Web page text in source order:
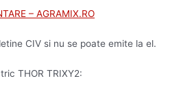
– AGRAMIX.RO
CIV si nu se poate emite la el.
THOR TRIXY2: